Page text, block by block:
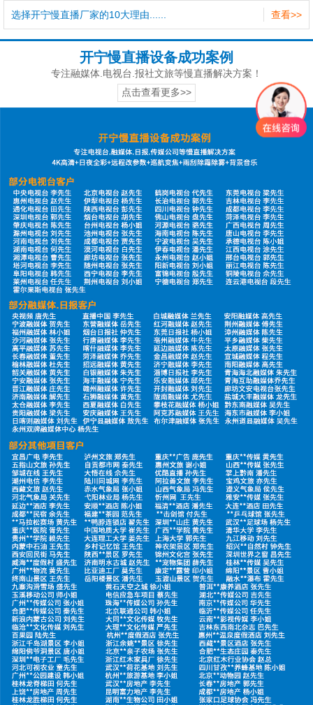
查看>>
选择开宁慢直播厂家的10大理由......
开宁慢直播设备成功案例
专注融媒体.电视台.报社文旅等慢直播解决方案！
点击查看更多>>